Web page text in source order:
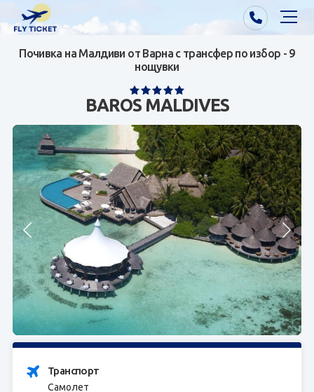
Почивки от Варна
Почивки от София/Пловдив/Бургас
Самолетни билети
Визи
Контакти
За нас
ЗАПИТВАНЕ
Почивка на Малдиви от Варна с трансфер по избор - 9
нощувки
BAROS MALDIVES
Транспорт
Самолет